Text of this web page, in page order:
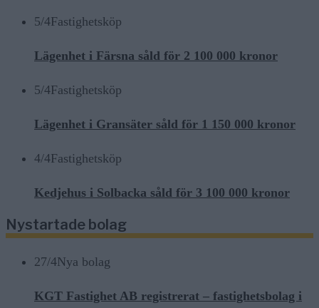
5/4Fastighetsköp
Lägenhet i Färsna såld för 2 100 000 kronor
5/4Fastighetsköp
Lägenhet i Gransäter såld för 1 150 000 kronor
4/4Fastighetsköp
Kedjehus i Solbacka såld för 3 100 000 kronor
Nystartade bolag
27/4Nya bolag
KGT Fastighet AB registrerat – fastighetsbolag i